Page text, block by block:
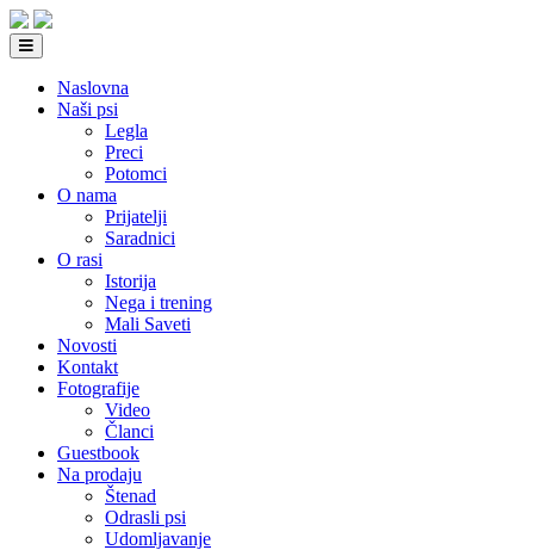
Naslovna
Naši psi
Legla
Preci
Potomci
O nama
Prijatelji
Saradnici
O rasi
Istorija
Nega i trening
Mali Saveti
Novosti
Kontakt
Fotografije
Video
Članci
Guestbook
Na prodaju
Štenad
Odrasli psi
Udomljavanje